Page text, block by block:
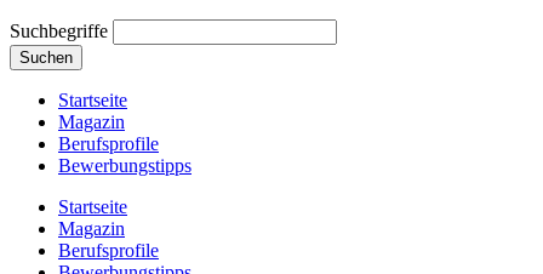
Suchbegriffe
Suchen
Startseite
Magazin
Berufsprofile
Bewerbungstipps
Startseite
Magazin
Berufsprofile